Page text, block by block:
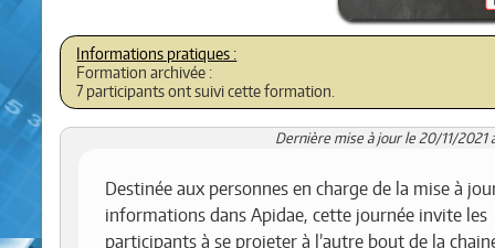
Formation archivée :
7 participants ont suivi cette formation.
Dernière mise à jour le 20/11/2021
Destinée aux personnes en charge de la mise à
informations dans Apidae, cette journée invite les
participants à se projeter à l’autre bout de la